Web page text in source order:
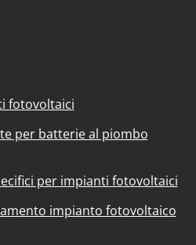
fotovoltaici
per batterie al piombo
per impianti fotovoltaici
impianto fotovoltaico